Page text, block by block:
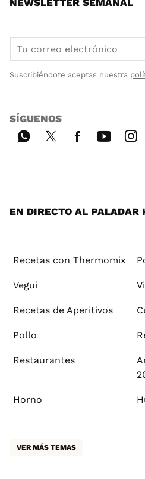
NEWSLETTER SEMANAL
Suscribiéndote aceptas nuestra
SÍGUENOS
EN DIRECTO AL PALADAR
Recetas con Thermomix
Vegui
Recetas de Aperitivos
Pollo
Restaurantes
Horno
VER MÁS TEMAS